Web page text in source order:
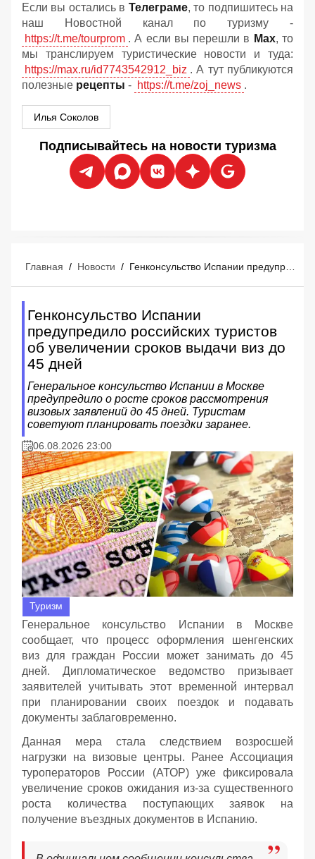
Если вы остались в Телеграме, то подпишитесь на
наш Новостной канал по туризму -
https://t.me/tourprom . А если вы перешли в Мах, то
мы транслируем туристические новости и туда:
https://max.ru/id7743542912_biz . А тут публикуются
полезные рецепты - https://t.me/zoj_news .
Илья Соколов
Подписывайтесь на новости туризма
Главная / Новости / Генконсульство Испании предупредило российских туристов об увеличении сроков выдачи виз до 45 дней
Генконсульство Испании
предупредило российских туристов
об увеличении сроков выдачи виз до
45 дней
Генеральное консульство Испании в Москве
предупредило о росте сроков рассмотрения
визовых заявлений до 45 дней. Туристам
советуют планировать поездки заранее.
06.08.2026 23:00
Туризм
Генеральное консульство Испании в Москве
сообщает, что процесс оформления шенгенских
виз для граждан России может занимать до 45
дней. Дипломатическое ведомство призывает
заявителей учитывать этот временной интервал
при планировании своих поездок и подавать
документы заблаговременно.
Данная мера стала следствием возросшей
нагрузки на визовые центры. Ранее Ассоциация
туроператоров России (АТОР) уже фиксировала
увеличение сроков ожидания из-за существенного
роста количества поступающих заявок на
получение въездных документов в Испанию.